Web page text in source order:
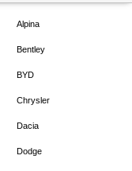
Alpina
Bentley
BYD
Chrysler
Dacia
Dodge